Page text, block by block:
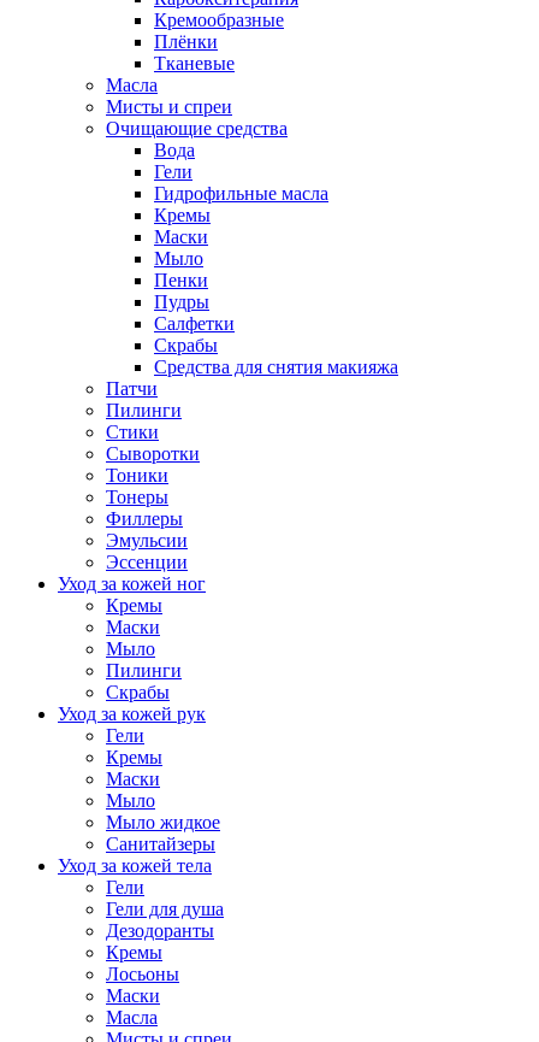
Кремообразные
Плёнки
Тканевые
Масла
Мисты и спреи
Очищающие средства
Вода
Гели
Гидрофильные масла
Кремы
Маски
Мыло
Пенки
Пудры
Салфетки
Скрабы
Средства для снятия макияжа
Патчи
Пилинги
Стики
Сыворотки
Тоники
Тонеры
Филлеры
Эмульсии
Эссенции
Уход за кожей ног
Кремы
Маски
Мыло
Пилинги
Скрабы
Уход за кожей рук
Гели
Кремы
Маски
Мыло
Мыло жидкое
Санитайзеры
Уход за кожей тела
Гели
Гели для душа
Дезодоранты
Кремы
Лосьоны
Маски
Масла